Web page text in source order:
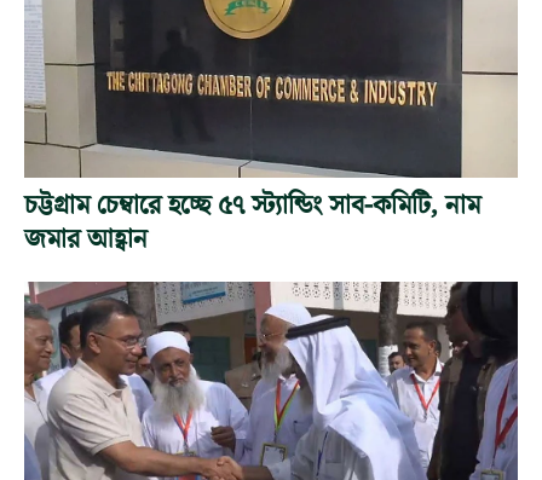
চট্টগ্রাম চেম্বারে হচ্ছে ৫৭ স্ট্যান্ডিং সাব-কমিটি, নাম
জমার আহ্বান